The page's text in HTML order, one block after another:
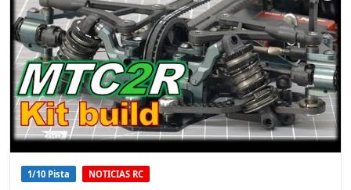
1/10 Pista NOTICIAS RC